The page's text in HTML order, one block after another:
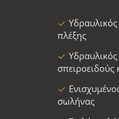
πλέξης
σωλήνας